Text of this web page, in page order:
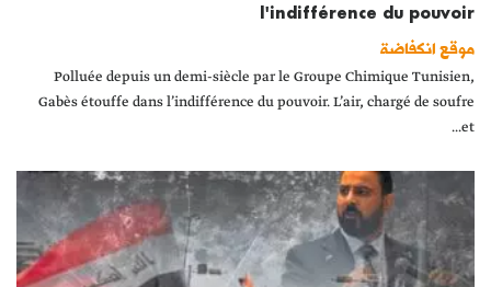
l'indifférence du pouvoir
موقع انكفاضة
Polluée depuis un demi-siècle par le Groupe Chimique Tunisien,
Gabès étouffe dans l’indifférence du pouvoir. L’air, chargé de soufre
et...